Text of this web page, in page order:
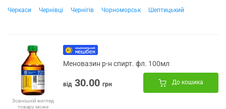
Черкаси
Чернівці Чернігів Чорноморськ Шептицький
Зовнішній вигляд
товару може
Меновазин р-н спирт. фл. 100мл
від 30.00 грн До кошика